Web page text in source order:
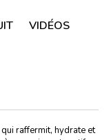
VIDÉOS
raffermit, hydrate et